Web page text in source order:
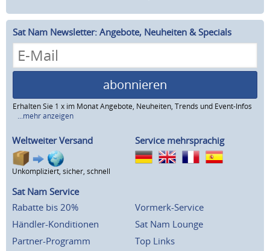
Sat Nam Newsletter: Angebote, Neuheiten & Specials
abonnieren
Erhalten Sie 1 x im Monat Angebote, Neuheiten, Trends und Event-Infos
...mehr anzeigen
Weltweiter Versand
Unkompliziert, sicher, schnell
Service mehrsprachig
Sat Nam Service
Rabatte bis 20%
Händler-Konditionen
Partner-Programm
Vormerk-Service
Sat Nam Lounge
Top Links